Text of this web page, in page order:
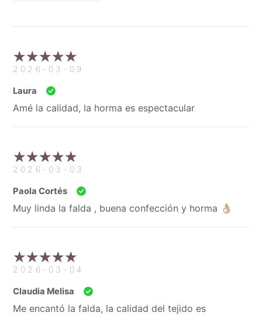
2026-03-09
Laura
Amé la calidad, la horma es espectacular
2026-03-03
Paola Cortés
Muy linda la falda , buena confección y horma 👌🏼
2026-03-04
Claudia Melisa
Me encantó la falda, la calidad del tejido es